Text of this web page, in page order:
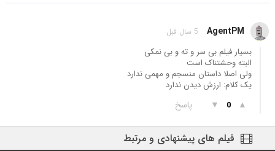
AgentPM 5 سال قبل
بسیار فیلم بی سر و ته و بی نمکی
البته وحشتناک است
ولی اصلا داستان منسجم و مهمی ندارد
یک کلام: ارزش دیدن ندارد
▲
0
▼ پاسخ
فیلم های پیشنهادی و مرتبط